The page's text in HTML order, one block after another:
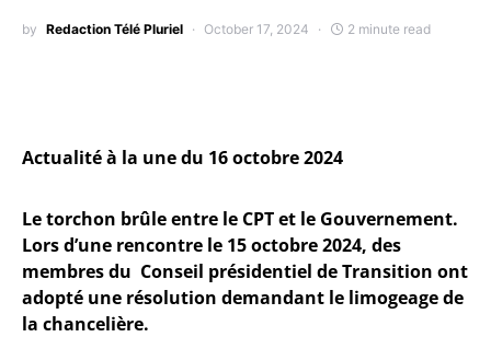
by Redaction Télé Pluriel October 17, 2024 2 minute read
Actualité à la une du 16 octobre 2024
Le torchon brûle entre le CPT et le Gouvernement.
Lors d’une rencontre le 15 octobre 2024, des
membres du Conseil présidentiel de Transition ont
adopté une résolution demandant le limogeage de
la chancelière.